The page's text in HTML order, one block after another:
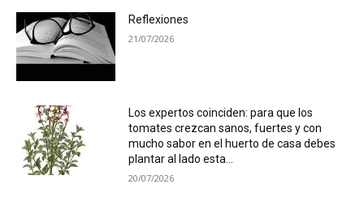
Reflexiones
21/07/2026
Los expertos coinciden: para que los
tomates crezcan sanos, fuertes y con
mucho sabor en el huerto de casa debes
plantar al lado esta...
20/07/2026